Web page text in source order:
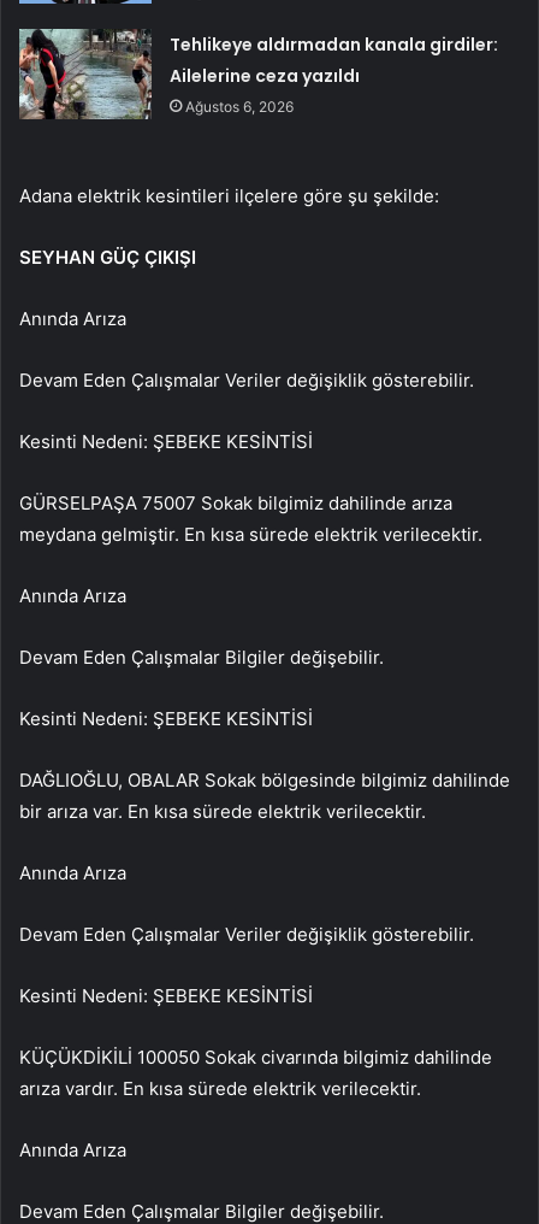
Tehlikeye aldırmadan kanala girdiler:
Ailelerine ceza yazıldı
Ağustos 6, 2026
Adana elektrik kesintileri ilçelere göre şu şekilde:
SEYHAN GÜÇ ÇIKIŞI
Anında Arıza
Devam Eden Çalışmalar Veriler değişiklik gösterebilir.
Kesinti Nedeni: ŞEBEKE KESİNTİSİ
GÜRSELPAŞA 75007 Sokak bilgimiz dahilinde arıza
meydana gelmiştir. En kısa sürede elektrik verilecektir.
Anında Arıza
Devam Eden Çalışmalar Bilgiler değişebilir.
Kesinti Nedeni: ŞEBEKE KESİNTİSİ
DAĞLIOĞLU, OBALAR Sokak bölgesinde bilgimiz dahilinde
bir arıza var. En kısa sürede elektrik verilecektir.
Anında Arıza
Devam Eden Çalışmalar Veriler değişiklik gösterebilir.
Kesinti Nedeni: ŞEBEKE KESİNTİSİ
KÜÇÜKDİKİLİ 100050 Sokak civarında bilgimiz dahilinde
arıza vardır. En kısa sürede elektrik verilecektir.
Anında Arıza
Devam Eden Çalışmalar Bilgiler değişebilir.